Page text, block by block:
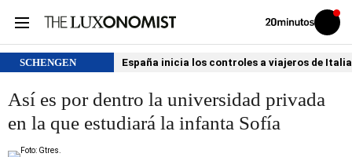
Volver
Iniciar
sesión
SCHENGEN España inicia los controles a viajeros de
Así es por dentro la universidad privada
en la que estudiará la infanta Sofía